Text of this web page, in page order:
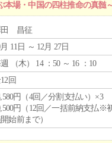
場・中国の四柱推命の真髄
田 昌征
11日 ～ 12月 27日
（木） 14 ：50 ～ 16 ：10
回
円（4回／分割支払い）×3
円（12回／一括前納支払※
始前まで）